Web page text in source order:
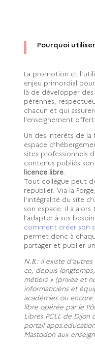
Pourquoi
La promotion et
enjeu primordial pour
là de développer
pérennes,
chacun et qui
l’enseignement offert
Un des intérêts de
espace
sites professionnels
contenus publiés
licence libre
Tout collègue peut
republier. Via la
l’intégralité du site
son espace. Il a
l’adapter à ses
comment créer son
permet donc à
partager et publier
N.B.: il existe
ce, depuis
métiers » (privée et
informaticiens et
académies ou
libre opérée par le
Libres PCLL de Dijon
portail
Mastodon aux